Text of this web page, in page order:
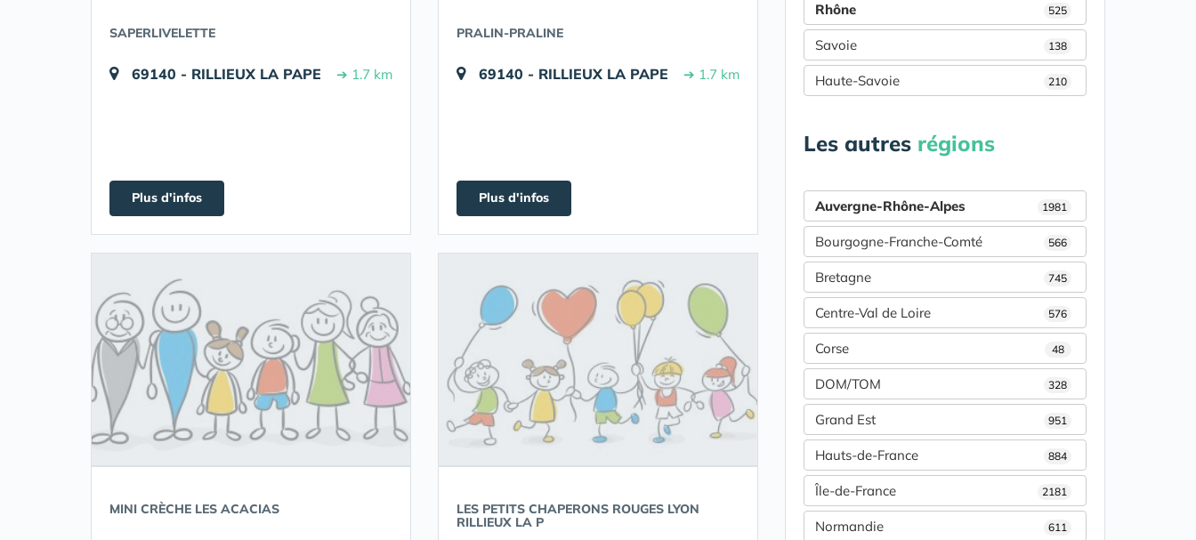
SAPERLIVELETTE
69140 - RILLIEUX LA PAPE ➔ 1.7 km
Plus d'infos
PRALIN-PRALINE
69140 - RILLIEUX LA PAPE ➔ 1.7 km
Plus d'infos
MINI CRÈCHE LES ACACIAS
LES PETITS CHAPERONS ROUGES LYON
RILLIEUX LA P
Rhône 525
Savoie 138
Haute-Savoie 210
Les autres régions
Auvergne-Rhône-Alpes 1981
Bourgogne-Franche-Comté 566
Bretagne 745
Centre-Val de Loire 576
Corse 48
DOM/TOM 328
Grand Est 951
Hauts-de-France 884
Île-de-France 2181
Normandie 611